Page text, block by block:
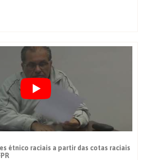
étnico raciais a partir das cotas raciais